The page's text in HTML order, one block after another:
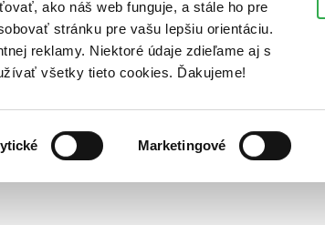
ako náš web funguje, a stále ho pre
stránku pre vašu lepšiu orientáciu.
reklamy. Niektoré údaje zdieľame aj s
všetky tieto cookies. Ďakujeme!
Marketingové